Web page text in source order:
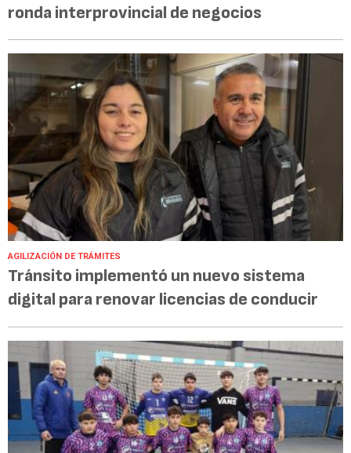
ronda interprovincial de negocios
AGILIZACIÓN DE TRÁMITES
Tránsito implementó un nuevo sistema
digital para renovar licencias de conducir